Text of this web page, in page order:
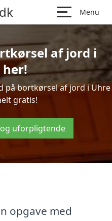
Menu
af jord i
her!
på bortkørsel af jord i Uhre
gratis!
uforpligtende
opgave med